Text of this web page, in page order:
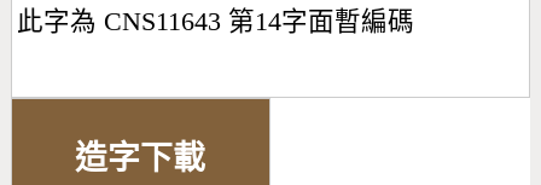
此字為 CNS11643 第14字面暫編碼
造字下載